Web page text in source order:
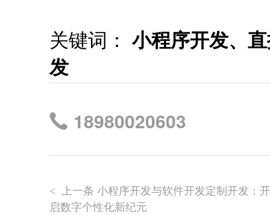
关键词： 小程序开发、
发
18980020603
< 上一条 小程序开发与软件开发定制开发：开
启数字个性化新纪元